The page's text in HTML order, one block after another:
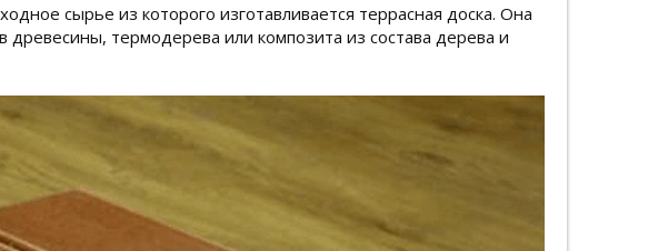
сырье из которого изготавливается террасная доска. Она
термодерева или композита из состава дерева и